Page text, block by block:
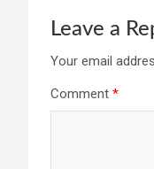
Leave a
Your email
Comment *